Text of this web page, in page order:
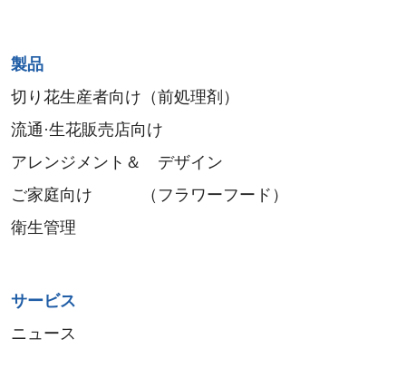
Sitemap
menu
製品
切り花生産者向け（前処理剤）
流通·生花販売店向け
アレンジメント＆ デザイン
ご家庭向け （フラワーフード）
衛生管理
サービス
ニュース